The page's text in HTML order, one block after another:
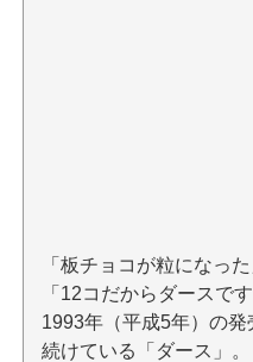
「板チョコが粒になっ
「12コだからダースで
1993年（平成5年）の
続けている「ダース」。